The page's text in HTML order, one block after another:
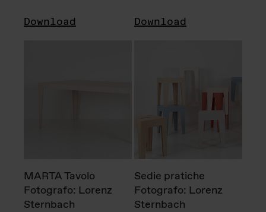
Download Download
MARTA Tavolo
Fotografo: Lorenz
Sternbach
Sedie pratiche
Fotografo: Lorenz
Sternbach